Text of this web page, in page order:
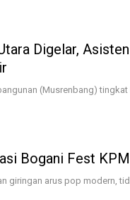
Digelar,
(Musrenbang)
Bogani Fest
giringan arus pop modern,